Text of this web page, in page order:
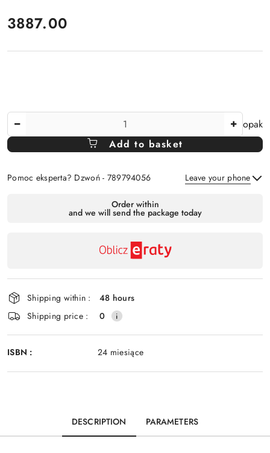
price:
3887.00
Amount
Of
opak
Add to basket
Pomoc eksperta? Dzwoń - 789794056 Leave your phone
Order within
and we will send the package today
Shipping within :
48 hours
Shipping price :
0
ISBN : 24 miesiące
DESCRIPTION PARAMETERS